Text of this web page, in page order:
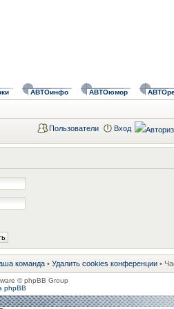
АВТОинфо АВТОюмор
Пользователи Вход
команда • Удалить cookies конференции •
© phpBB Group
phpBB